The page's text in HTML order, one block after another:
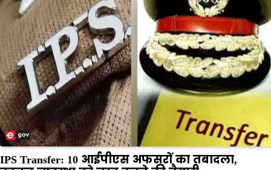
IPS Transfer: 10 आईपीएस अफसरों का तबादला,